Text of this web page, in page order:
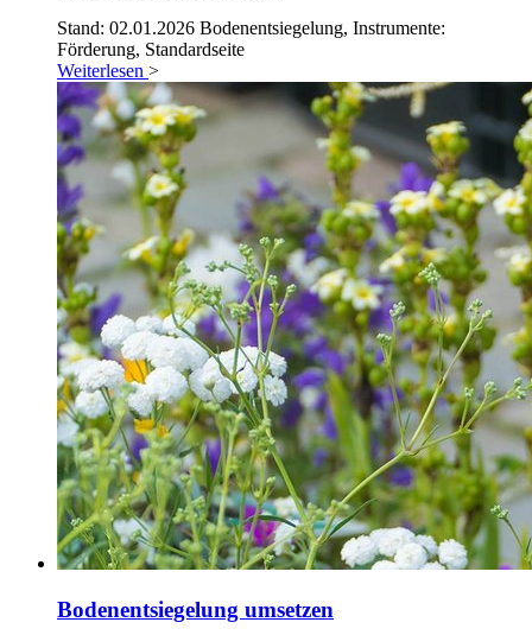
Stand: 02.01.2026 Bodenentsiegelung, Instrumente:
Förderung, Standardseite
Weiterlesen >
Bodenentsiegelung umsetzen